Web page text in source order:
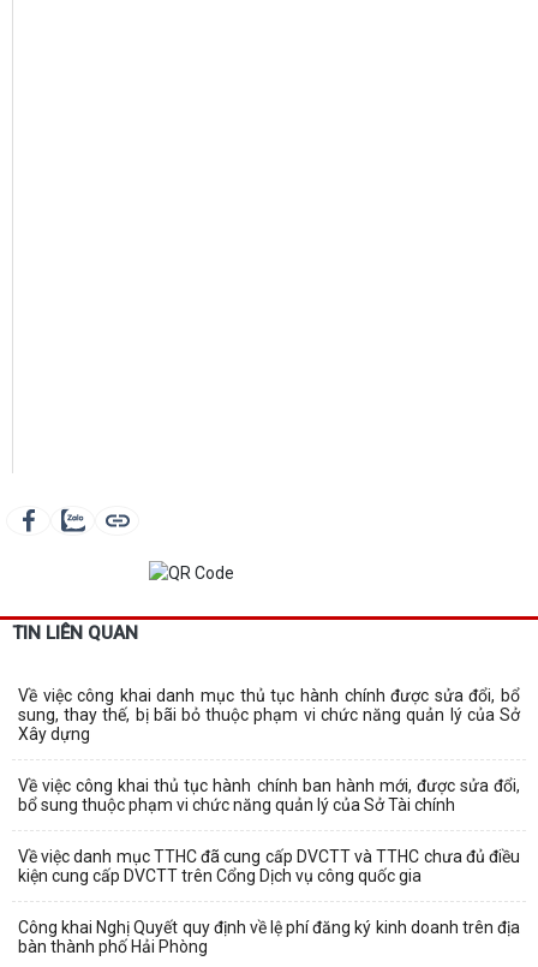
TIN LIÊN QUAN
Về việc công khai danh mục thủ tục hành chính được sửa đổi, bổ
sung, thay thế, bị bãi bỏ thuộc phạm vi chức năng quản lý của Sở
Xây dựng
Về việc công khai thủ tục hành chính ban hành mới, được sửa đổi,
bổ sung thuộc phạm vi chức năng quản lý của Sở Tài chính
Về việc danh mục TTHC đã cung cấp DVCTT và TTHC chưa đủ điều
kiện cung cấp DVCTT trên Cổng Dịch vụ công quốc gia
Công khai Nghị Quyết quy định về lệ phí đăng ký kinh doanh trên địa
bàn thành phố Hải Phòng